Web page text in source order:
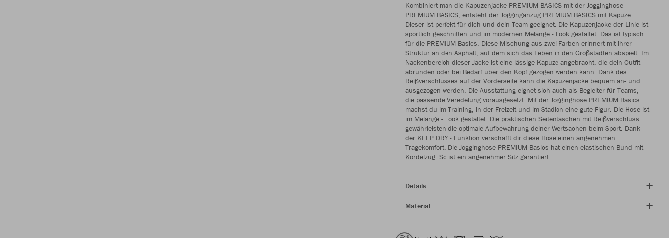
Kombiniert man die Kapuzenjacke PREMIUM BASICS mit der Jogginghose
PREMIUM BASICS, entsteht der Jogginganzug PREMIUM BASICS mit Kapuze.
Dieser ist perfekt für dich und dein Team geeignet. Die Kapuzenjacke der Linie ist
sportlich geschnitten und im modernen Melange - Look gestaltet. Das ist typisch
für die PREMIUM Basics. Diese Mischung aus zwei Farben erinnert mit ihrer
Struktur an den Asphalt, auf dem sich das Leben in den Großstädten abspielt. Im
Nackenbereich dieser Jacke ist eine lässige Kapuze angebracht, die dein Outfit
abrunden oder bei Bedarf über den Kopf gezogen werden kann. Dank des
Reißverschlusses auf der Vorderseite kann die Kapuzenjacke bequem an- und
ausgezogen werden. Die Ausstattung eignet sich auch als Begleiter für Teams,
die passende Veredelung vorausgesetzt. Mit der Jogginghose PREMIUM Basics
machst du im Training, in der Freizeit und im Stadion eine gute Figur. Die Hose ist
im Melange - Look gestaltet. Die praktischen Seitentaschen mit Reißverschluss
gewährleisten die optimale Aufbewahrung deiner Wertsachen beim Sport. Dank
der KEEP DRY - Funktion verschafft dir diese Hose einen angenehmen
Tragekomfort. Die Jogginghose PREMIUM Basics hat einen elastischen Bund mit
Kordelzug. So ist ein angenehmer Sitz garantiert.
Details
Material